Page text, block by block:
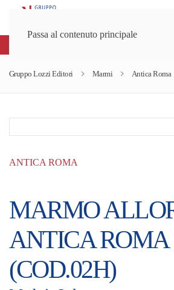
Passa al contenuto principale
Gruppo Lozzi Editori Marmi Antica Roma
ANTICA ROMA
MARMO
ANTICA ROMA
(COD.02H)